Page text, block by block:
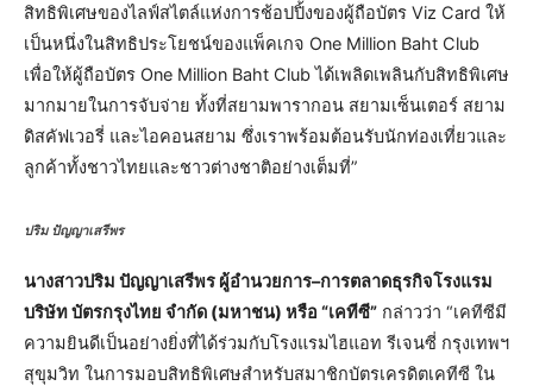
สิทธิพิเศษของไลฟ์สไตล์แห่งการช้อปปิ้งของผู้ถือบัตร Viz Card ให้
เป็นหนึ่งในสิทธิประโยชน์ของแพ็คเกจ One Million Baht Club
เพื่อให้ผู้ถือบัตร One Million Baht Club ได้เพลิดเพลินกับสิทธิพิเศษ
มากมายในการจับจ่าย ทั้งที่สยามพารากอน สยามเซ็นเตอร์ สยาม
ดิสคัฟเวอรี่ และไอคอนสยาม ซึ่งเราพร้อมต้อนรับนักท่องเที่ยวและ
ลูกค้าทั้งชาวไทยและชาวต่างชาติอย่างเต็มที่”
ปริม ปัญญาเสรีพร
นางสาวปริม ปัญญาเสรีพร ผู้อำนวยการ–การตลาดธุรกิจโรงแรม
บริษัท บัตรกรุงไทย จำกัด (มหาชน) หรือ “เคทีซี” กล่าวว่า “เคทีซีมี
ความยินดีเป็นอย่างยิ่งที่ได้ร่วมกับโรงแรมไฮแอท รีเจนซี่ กรุงเทพฯ
สุขุมวิท ในการมอบสิทธิพิเศษสำหรับสมาชิกบัตรเครดิตเคทีซี ใน